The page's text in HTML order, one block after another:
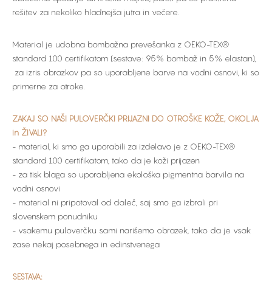
rešitev za nekoliko hladnejša jutra in večere.
Material je udobna bombažna prevešanka z OEKO-TEX®
standard 100 certifikatom (sestave: 95% bombaž in 5% elastan),
za izris obrazkov pa so uporabljene barve na vodni osnovi, ki so
primerne za otroke.
ZAKAJ SO NAŠI PULOVERČKI PRIJAZNI DO OTROŠKE KOŽE, OKOLJA
in ŽIVALI?
- material, ki smo ga uporabili za izdelavo je z OEKO-TEX®
standard 100 certifikatom, tako da je koži prijazen
- za tisk blaga so uporabljena ekološka pigmentna barvila na
vodni osnovi
- material ni pripotoval od daleč, saj smo ga izbrali pri
slovenskem ponudniku
- vsakemu puloverčku sami narišemo obrazek, tako da je vsak
zase nekaj posebnega in edinstvenega
SESTAVA: